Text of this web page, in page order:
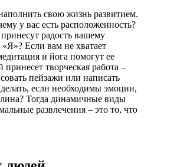
свою жизнь развитием.
у вас есть расположенность?
радость вашему
Если вам не хватает
и йога помогут ее
принесет творческая работа –
пейзажи или написать
если необходимы эмоции,
Тогда динамичные виды
развлечения – это то, что